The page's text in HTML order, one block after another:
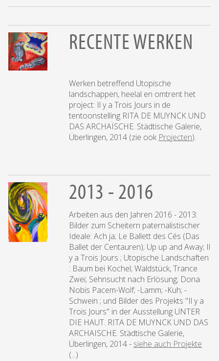
RECENTE WERKEN
Werken betreffend Utopische
landschappen, heelal en omtrent het
project: Il y a Trois Jours in de
tentoonstelling RITA DE MUYNCK UND
DAS ARCHAÏSCHE. Städtische Galerie,
Überlingen, 2014 (zie ook Projecten).
2013 - 2016
Arbeiten aus den Jahren 2016 - 2013:
Bilder zum Scheitern paternalistischer
Ideale: Ach ja; Le Ballett des Cés (Das
Ballet der Centauren); Up up and Away; Il
y a Trois Jours ; Utopische Landschaften
: Baum bei Kochel; Waldstück, Trance
Zwei; Sehnsucht nach Erlösung; Dona
Nobis Pacem-Wolf; -Lamm; -Kuh; -
Schwein ; und Bilder des Projekts "Il y a
Trois Jours" in der Ausstellung UNTER
DIE HAUT. RITA DE MUYNCK UND DAS
ARCHAISCHE. Städtische Galerie,
Überlingen, 2014 - siehe auch Projekte
(...)